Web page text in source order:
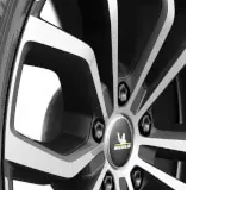
Primacy SUV: